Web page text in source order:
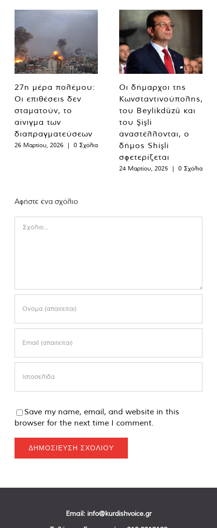
27η μέρα πολέμου:
Οι επιθέσεις δεν
σταματούν, το
αίνιγμα των
διαπραγματεύσεων
26 Μαρτίου, 2026 | 0 Σχόλια
Οι δήμαρχοι της
Κωνσταντινούπολης,
του Beylikdüzü και
του Şişli
αναστέλλονται, ο
δήμος Shişli
σφετερίζεται
24 Μαρτίου, 2025 | 0 Σχόλια
Αφήστε ένα σχόλιο
Save my name, email, and website in this
browser for the next time I comment.
Email: info@kurdishvoice.gr